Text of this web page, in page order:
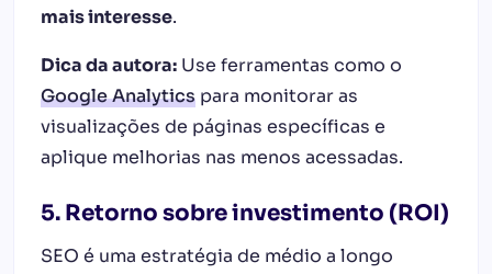
mais interesse.
Dica da autora: Use ferramentas como o
Google Analytics para monitorar as
visualizações de páginas específicas e
aplique melhorias nas menos acessadas.
5. Retorno sobre investimento (ROI)
SEO é uma estratégia de médio a longo